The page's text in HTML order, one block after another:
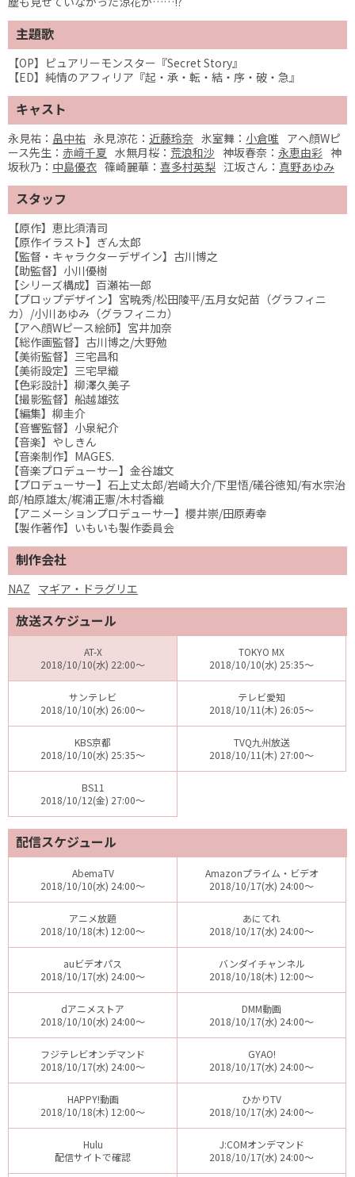
主題歌
【OP】ピュアリーモンスター『Secret Story』
【ED】純情のアフィリア『起・承・転・結・序・破・急』
キャスト
永見祐： 畠中祐 永見涼花： 近藤玲奈 氷室舞： 小倉唯 アヘ顔Wピ
ース先生： 赤﨑千夏 水無月桜： 荒浪和沙 神坂春奈： 永恵由彩 神
坂秋乃： 中島優衣 篠崎麗華： 喜多村英梨 江坂さん： 真野あゆみ
スタッフ
【原作】恵比須清司
【原作イラスト】ぎん太郎
【監督・キャラクターデザイン】古川博之
【助監督】小川優樹
【シリーズ構成】百瀬祐一郎
【プロップデザイン】宮暁秀/松田陵平/五月女妃苗（グラフィニ
カ）/小川あゆみ（グラフィニカ）
【アヘ顔Wピース絵師】宮井加奈
【総作画監督】古川博之/大野勉
【美術監督】三宅昌和
【美術設定】三宅早織
【色彩設計】柳澤久美子
【撮影監督】船越雄弦
【編集】柳圭介
【音響監督】小泉紀介
【音楽】やしきん
【音楽制作】MAGES.
【音楽プロデューサー】金谷雄文
【プロデューサー】石上丈太郎/岩崎大介/下里悟/礒谷徳知/有水宗治
郎/柏原雄太/梶浦正憲/木村香織
【アニメーションプロデューサー】櫻井崇/田原寿幸
【製作著作】いもいも製作委員会
制作会社
NAZ マギア・ドラグリエ
放送スケジュール
AT-X
2018/10/10(水) 22:00～
TOKYO MX
2018/10/10(水) 25:35～
サンテレビ
2018/10/10(水) 26:00～
テレビ愛知
2018/10/11(木) 26:05～
KBS京都
2018/10/10(水) 25:35～
TVQ九州放送
2018/10/11(木) 27:00～
BS11
2018/10/12(金) 27:00～
配信スケジュール
AbemaTV
2018/10/10(水) 24:00～
Amazonプライム・ビデオ
2018/10/17(水) 24:00～
アニメ放題
2018/10/18(木) 12:00～
あにてれ
2018/10/17(水) 24:00～
auビデオパス
2018/10/17(水) 24:00～
バンダイチャンネル
2018/10/18(木) 12:00～
dアニメストア
2018/10/10(水) 24:00～
DMM動画
2018/10/17(水) 24:00～
フジテレビオンデマンド
2018/10/17(水) 24:00～
GYAO!
2018/10/17(水) 24:00～
HAPPY!動画
2018/10/18(木) 12:00～
ひかりTV
2018/10/17(水) 24:00～
Hulu
配信サイトで確認
J:COMオンデマンド
2018/10/17(水) 24:00～